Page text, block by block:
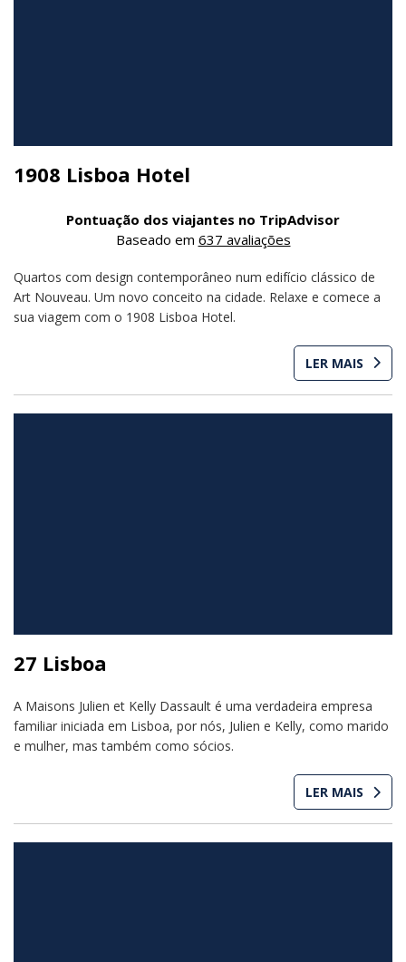
1908 Lisboa Hotel
Pontuação dos viajantes no TripAdvisor
Baseado em 637 avaliações
Quartos com design contemporâneo num edifício clássico de
Art Nouveau. Um novo conceito na cidade. Relaxe e comece a
sua viagem com o 1908 Lisboa Hotel.
LER MAIS
27 Lisboa
A Maisons Julien et Kelly Dassault é uma verdadeira empresa
familiar iniciada em Lisboa, por nós, Julien e Kelly, como marido
e mulher, mas também como sócios.
LER MAIS